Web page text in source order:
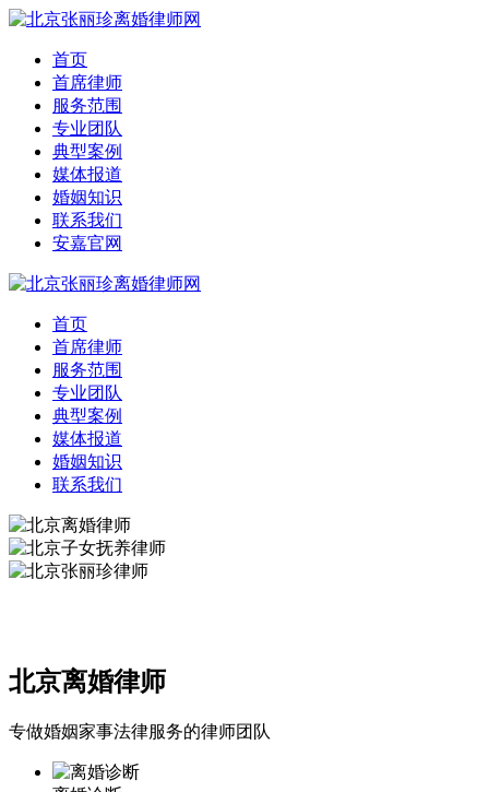
首页
首席律师
服务范围
专业团队
典型案例
媒体报道
婚姻知识
联系我们
安嘉官网
首页
首席律师
服务范围
专业团队
典型案例
媒体报道
婚姻知识
联系我们
北京离婚律师
专做婚姻家事法律服务的律师团队